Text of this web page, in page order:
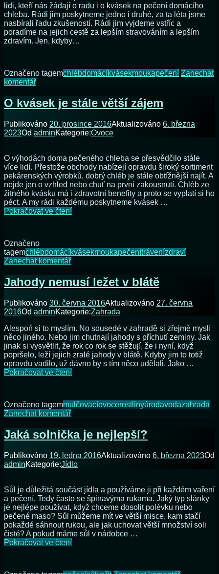
lidi, kteří nás žádají o radu i o kvásek na pečení domácího
chleba. Rádi jim poskytneme jedno i druhé, za ta léta jsme
nasbírali řadu zkušeností. Rádi jim vyjdeme vstříc a
poradíme na jejich cestě za lepším stravováním a lepším
zdravím. Jen, kdyby…
Označeno tagemchlébdomácíkvásekmoukapečení Zanechat
komentářna
si
to
O kvásek je stále větší zájem
Publikováno 20. prosince 2016Aktualizováno 6. března
2023Od adminKategorie:Ovoce
O výhodách doma pečeného chleba se přesvědčilo stále
více lidí. Přestože obchody nabízejí opravdu široký sortiment
pekárenských výrobků, dobrý chléb je stále obtížnější najít. A
nejde jen o vzhled nebo chuť na první zakousnutí. Chléb ze
žitného kvásku má i zdravotní benefity a proto se vyplatí si ho
péct. A my rádi každému poskytneme kvásek …
Pokračovat ve čteníO
zájem
Označeno
tagemchlébdomácíkvásekmoukapečenítrávenízdraví
Zanechat komentářna
kvásek
je
větší
zájem
Jahody nemusí ležet v blátě
Publikováno 30. června 2016Aktualizováno 27. června
2016Od adminKategorie:Zahrada
Alespoň si to myslím. No sousedé v zahradě si zřejmě myslí
něco jiného. Nebo jim chutnají jahody s příchutí zeminy. Jak
jinak si vysvětlit, že rok co rok se stěžují, že i nyní, když
popršelo, leží jejich zralé jahody v blátě. Kdyby jim to totiž
opravdu vadilo, už dávno by s tím něco udělali. Jako …
Pokračovat ve čteníJahody
blátě
Označeno tagemmulčovacíovocerostlinyúrodavodazahrada
Zanechat komentářna
nemusí
ležet
blátě
Jaká solnička je nejlepší?
Publikováno 19. ledna 2016Aktualizováno 6. března 2023Od
adminKategorie:Jídlo
Sůl je důležitá součást jídla a používáme ji při každém vaření
a pečení. Tedy často se špinavýma rukama. Jaký typ slánky
je nejlépe používat, když chceme dosolit polévku nebo
pečené maso? Sůl můžeme mít ve větší misce, kam stačí
pokaždé sáhnout rukou, ale jak uchovat větší množství soli
čisté? A pokud máme sůl v nádobce …
Pokračovat ve čteníJaká